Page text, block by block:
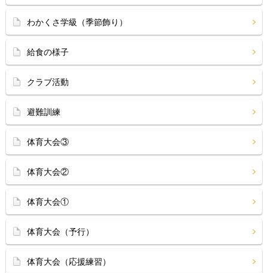
わかくさ学級（季節飾り）
給食の様子
クラブ活動
避難訓練
体育大会③
体育大会②
体育大会①
体育大会（予行）
体育大会（応援練習）